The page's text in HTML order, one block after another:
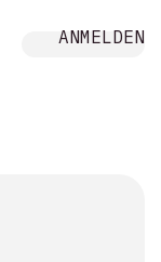
ANMELDEN